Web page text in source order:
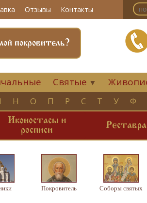
Отзывы Контакты
покровитель?
Святые ▼
Н О П Р С Т У Ф
Иконостасы и
росписи
Покровитель Соборы святых